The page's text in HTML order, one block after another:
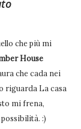
che più mi
House
che cada nei
riguarda La casa
mi frena,
:)